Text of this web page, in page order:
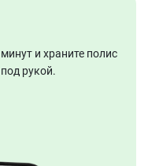
и храните полис
рукой.